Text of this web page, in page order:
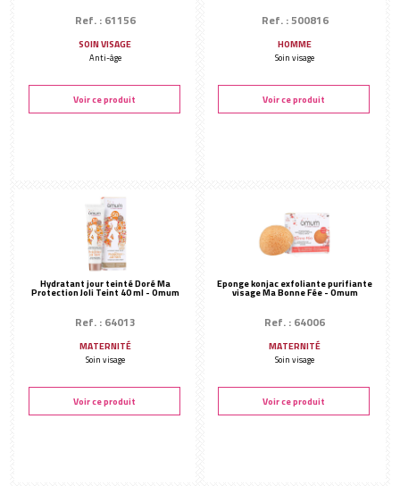
Contours des yeux
Soin des lèvres
Anti-âge
Beauté Coréenne
CONSOMMABLES
Éponges de soin
Flacons & ustensiles
AUTRES MARQUES
Ref. : 61156
SOIN VISAGE
Anti-âge
Voir ce produit
Ref. : 500816
HOMME
Soin visage
Voir ce produit
Hydratant jour teinté Doré Ma
Protection Joli Teint 40 ml - Omum
Ref. : 64013
MATERNITÉ
Soin visage
Voir ce produit
Eponge konjac exfoliante purifiante
visage Ma Bonne Fée - Omum
Ref. : 64006
MATERNITÉ
Soin visage
Voir ce produit